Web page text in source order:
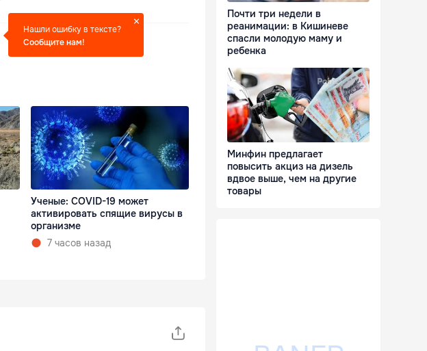
Нашли ошибку в тексте?
Сообщите нам!
Ученые: COVID-19 может
активировать спящие вирусы в
организме
7 часов назад
Почти три недели в
реанимации: в Кишиневе
спасли молодую маму и
ребенка
Минфин предлагает
повысить акциз на дизель
вдвое выше, чем на другие
товары